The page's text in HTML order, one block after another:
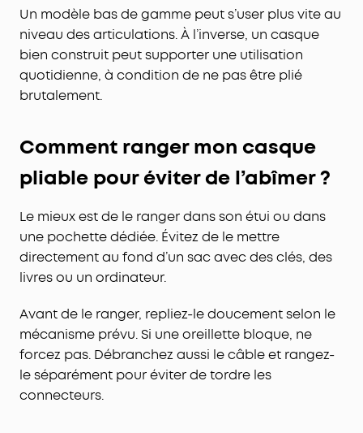
Un modèle bas de gamme peut s’user plus vite au
niveau des articulations. À l’inverse, un casque
bien construit peut supporter une utilisation
quotidienne, à condition de ne pas être plié
brutalement.
Comment ranger mon casque
pliable pour éviter de l’abîmer ?
Le mieux est de le ranger dans son étui ou dans
une pochette dédiée. Évitez de le mettre
directement au fond d’un sac avec des clés, des
livres ou un ordinateur.
Avant de le ranger, repliez-le doucement selon le
mécanisme prévu. Si une oreillette bloque, ne
forcez pas. Débranchez aussi le câble et rangez-
le séparément pour éviter de tordre les
connecteurs.